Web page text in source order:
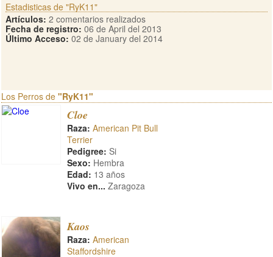
Estadisticas de "RyK11"
Artículos: 2 comentarios realizados
Fecha de registro: 06 de April del 2013
Último Acceso: 02 de January del 2014
Los Perros de "RyK11"
Cloe
Raza: American Pit Bull
Terrier
Pedigree: Si
Sexo: Hembra
Edad: 13 años
Vivo en... Zaragoza
Kaos
Raza: American
Staffordshire